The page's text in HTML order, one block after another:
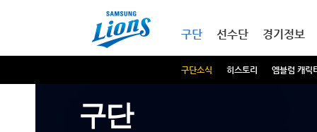
구단
구단소식 히스토리 엠블럼 캐릭
선수단 경기정보
구단